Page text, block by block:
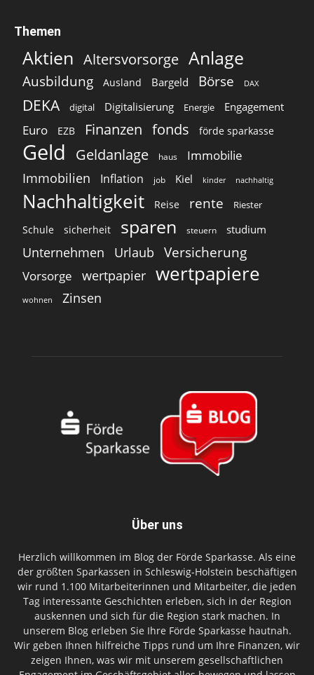
Themen
Aktien Altersvorsorge Anlage
Ausbildung Ausland Bargeld Börse DAX
DEKA digital Digitalisierung Energie Engagement
Euro EZB Finanzen fonds förde sparkasse
Geld Geldanlage haus Immobilie
Immobilien Inflation job Kiel kinder nachhaltig
Nachhaltigkeit Reise rente Riester
Schule sicherheit sparen steuern studium
Unternehmen Urlaub Versicherung
Vorsorge wertpapier wertpapiere
wohnen Zinsen
Über uns
Herzlich willkommen im Blog der Förde Sparkasse. Als eine
der größten Sparkassen in Schleswig-Holstein beschäftigen
wir rund 1.100 Mitarbeiterinnen und Mitarbeiter, die jeden
Tag interessante Geschichten erleben, sich in der Region
auskennen und sich für die Region stark machen. In
unserem Blog erleben Sie Ihre Förde Sparkasse hautnah.
Wir geben Ihnen hilfreiche Tipps rund um Ihre Finanzen, wir
zeigen Ihnen, was wir mit unserem gesellschaftlichen